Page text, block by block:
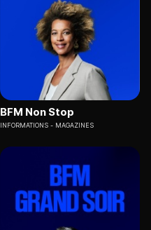
BFM Non Stop
INFORMATIONS MAGAZINES